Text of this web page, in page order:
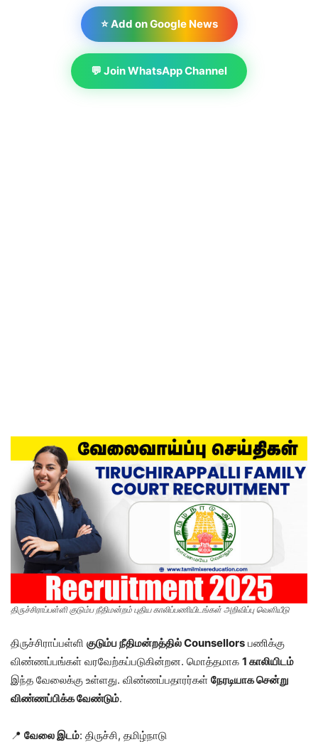
⭐ Add on Google News
💬 Join WhatsApp Channel
திருச்சிராப்பள்ளி குடும்ப நீதிமன்றம் புதிய காலிப்பணியிடங்கள் அறிவிப்பு வெளியீடு
திருச்சிராப்பள்ளி குடும்ப நீதிமன்றத்தில் Counsellors பணிக்கு
விண்ணப்பங்கள் வரவேற்கப்படுகின்றன. மொத்தமாக 1 காலியிடம்
இந்த வேலைக்கு உள்ளது. விண்ணப்பதாரர்கள் நேரடியாக சென்று
விண்ணப்பிக்க வேண்டும்.
📍 வேலை இடம்: திருச்சி, தமிழ்நாடு